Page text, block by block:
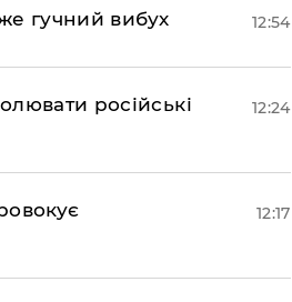
гучний вибух 12:54
російські
12:24
12:17